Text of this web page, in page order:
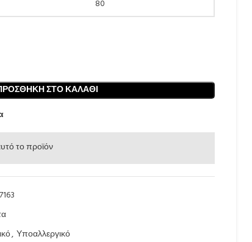
ΣΤΟ ΚΑΛΆΘΙ
το προϊόν
, Υποαλλεργικό